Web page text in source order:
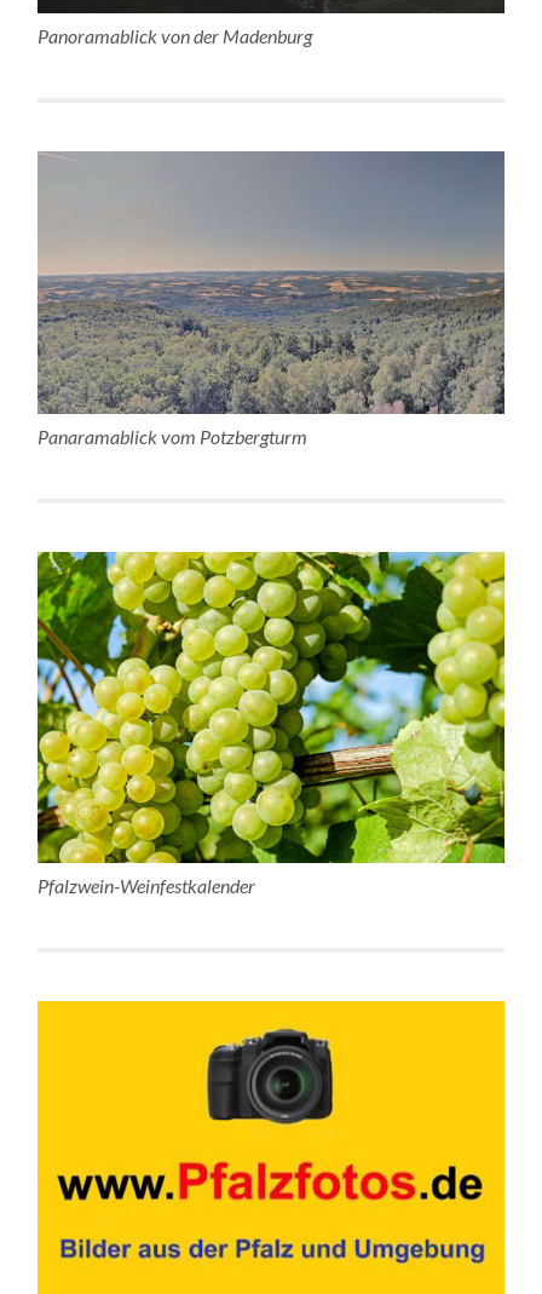
Panoramablick von der Madenburg
Panaramablick vom Potzbergturm
Pfalzwein-Weinfestkalender